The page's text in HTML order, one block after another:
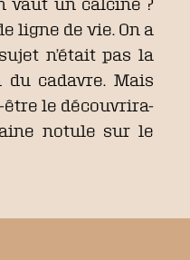
ligne de vie. On a
n’était pas la
cadavre. Mais
être le découvrira-
notule sur le